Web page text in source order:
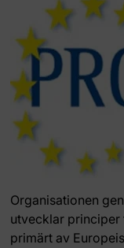
Organisationen
utvecklar
primärt av